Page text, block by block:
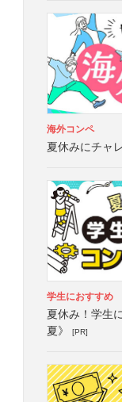
海外コンペ
夏休みにチャ
学生におすすめ
夏休み！学生
夏》
[PR]